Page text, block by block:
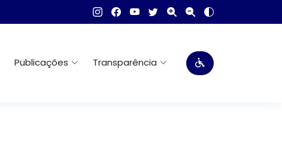
Publicações Transparência